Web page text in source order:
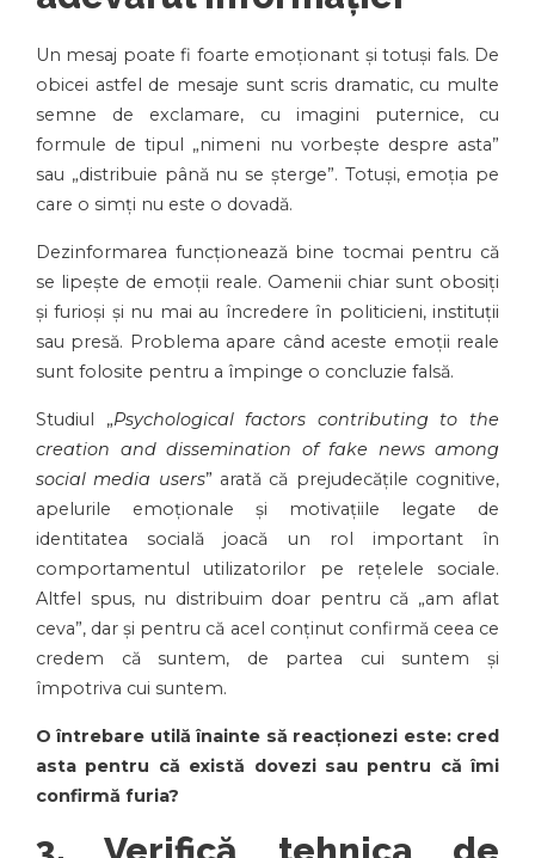
Un mesaj poate fi foarte emoționant și totuși fals. De
obicei astfel de mesaje sunt scris dramatic, cu multe
semne de exclamare, cu imagini puternice, cu
formule de tipul „nimeni nu vorbește despre asta”
sau „distribuie până nu se șterge”. Totuși, emoția pe
care o simți nu este o dovadă.
Dezinformarea funcționează bine tocmai pentru că
se lipește de emoții reale. Oamenii chiar sunt obosiți
și furioși și nu mai au încredere în politicieni, instituții
sau presă. Problema apare când aceste emoții reale
sunt folosite pentru a împinge o concluzie falsă.
Studiul „Psychological factors contributing to the
creation and dissemination of fake news among
social media users” arată că prejudecățile cognitive,
apelurile emoționale și motivațiile legate de
identitatea socială joacă un rol important în
comportamentul utilizatorilor pe rețelele sociale.
Altfel spus, nu distribuim doar pentru că „am aflat
ceva”, dar și pentru că acel conținut confirmă ceea ce
credem că suntem, de partea cui suntem și
împotriva cui suntem.
O întrebare utilă înainte să reacționezi este: cred
asta pentru că există dovezi sau pentru că îmi
confirmă furia?